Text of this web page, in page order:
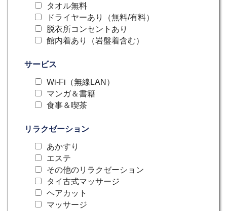
タオル無料
ドライヤーあり（無料/有料）
脱衣所コンセントあり
館内着あり（岩盤着含む）
サービス
Wi-Fi（無線LAN）
マンガ＆書籍
食事＆喫茶
リラクゼーション
あかすり
エステ
その他のリラクゼーション
タイ古式マッサージ
ヘアカット
マッサージ